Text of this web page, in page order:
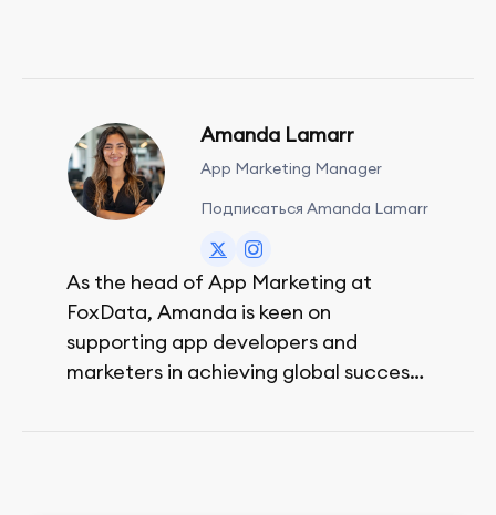
Amanda Lamarr
App Marketing Manager
Подписаться Amanda Lamarr
As the head of App Marketing at
FoxData, Amanda is keen on
supporting app developers and
marketers in achieving global success,